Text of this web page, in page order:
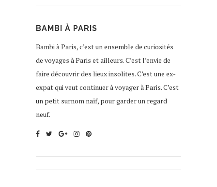
BAMBI À PARIS
Bambi à Paris, c’est un ensemble de curiosités
de voyages à Paris et ailleurs. C’est l’envie de
faire découvrir des lieux insolites. C’est une ex-
expat qui veut continuer à voyager à Paris. C’est
un petit surnom naïf, pour garder un regard
neuf.